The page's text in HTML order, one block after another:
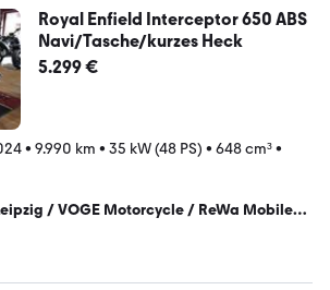
Royal Enfield Interceptor 650 ABS
Navi/Tasche/kurzes Heck
5.299 €
• 9.990 km • 35 kW (48 PS) • 648 cm³•
/ VOGE Motorcycle / ReWa Mobile